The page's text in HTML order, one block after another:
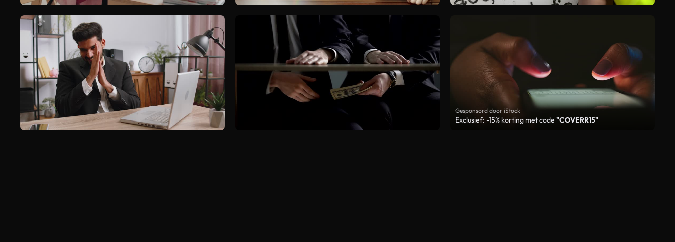
Gesponsord door iStock
Exclusief: -15% korting met code "COVERR15"